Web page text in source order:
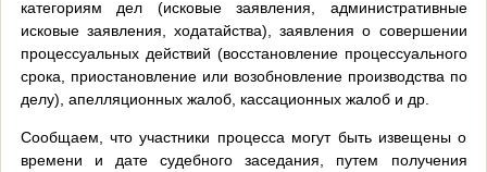
категориям дел (исковые заявления, административные
исковые заявления, ходатайства), заявления о совершении
процессуальных действий (восстановление процессуального
срока, приостановление или возобновление производства по
делу), апелляционных жалоб, кассационных жалоб и др.
Сообщаем, что участники процесса могут быть извещены о
времени и дате судебного заседания, путем получения